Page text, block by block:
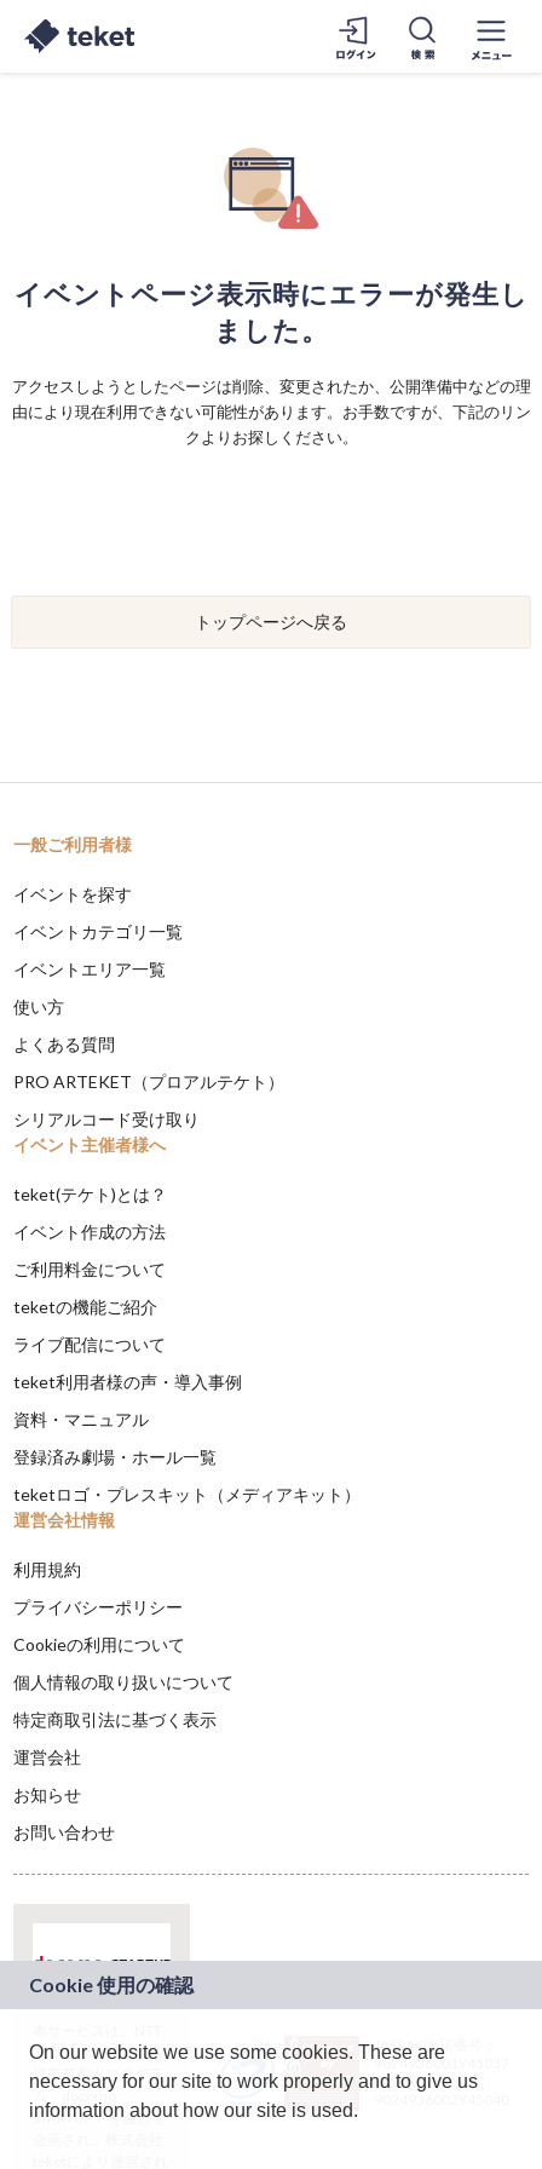
イベントページ表示時にエラーが発生し
ました。
アクセスしようとしたページは削除、変更されたか、公開準備中などの理
由により現在利用できない可能性があります。お手数ですが、下記のリン
クよりお探しください。
トップページへ戻る
一般ご利用者様
イベントを探す
イベントカテゴリ一覧
イベントエリア一覧
使い方
よくある質問
PRO ARTEKET（プロアルテケト）
シリアルコード受け取り
イベント主催者様へ
teket(テケト)とは？
イベント作成の方法
ご利用料金について
teketの機能ご紹介
ライブ配信について
teket利用者様の声・導入事例
資料・マニュアル
登録済み劇場・ホール一覧
teketロゴ・プレスキット（メディアキット）
運営会社情報
利用規約
プライバシーポリシー
Cookieの利用について
個人情報の取り扱いについて
特定商取引法に基づく表示
運営会社
お知らせ
お問い合わせ
ドコモグループの新
規事業創出プログラ
ム「docomo
STARTUP」を通じて
JASRAC許諾番号：
9024936001Y45037
JASRAC許諾番号：
On our website we use some cookies. These are
necessary for our site to work properly and to give us
information about how our site is used.